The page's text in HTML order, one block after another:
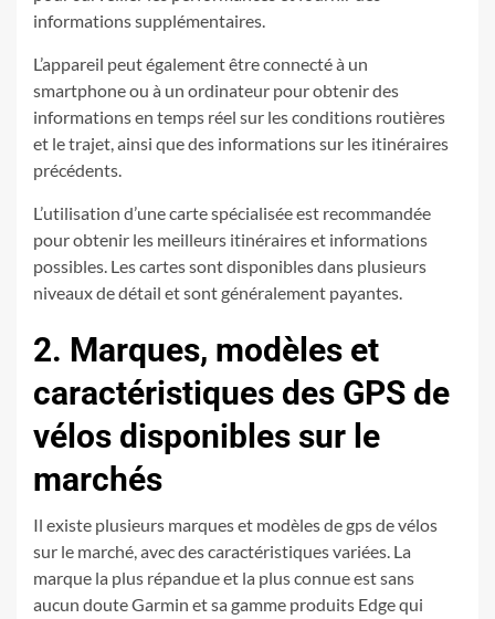
informations supplémentaires.
L’appareil peut également être connecté à un
smartphone ou à un ordinateur pour obtenir des
informations en temps réel sur les conditions routières
et le trajet, ainsi que des informations sur les itinéraires
précédents.
L’utilisation d’une carte spécialisée est recommandée
pour obtenir les meilleurs itinéraires et informations
possibles. Les cartes sont disponibles dans plusieurs
niveaux de détail et sont généralement payantes.
2. Marques, modèles et
caractéristiques des GPS de
vélos disponibles sur le
marchés
Il existe plusieurs marques et modèles de gps de vélos
sur le marché, avec des caractéristiques variées. La
marque la plus répandue et la plus connue est sans
aucun doute Garmin et sa gamme produits Edge qui